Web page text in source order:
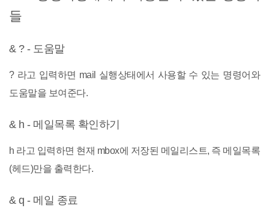
들
& ? - 도움말
? 라고 입력하면 mail 실행상태에서 사용할 수 있는 명령어와
도움말을 보여준다.
& h - 메일목록 확인하기
h 라고 입력하면 현재 mbox에 저장된 메일리스트, 즉 메일목록
(헤드)만을 출력한다.
& q - 메일 종료